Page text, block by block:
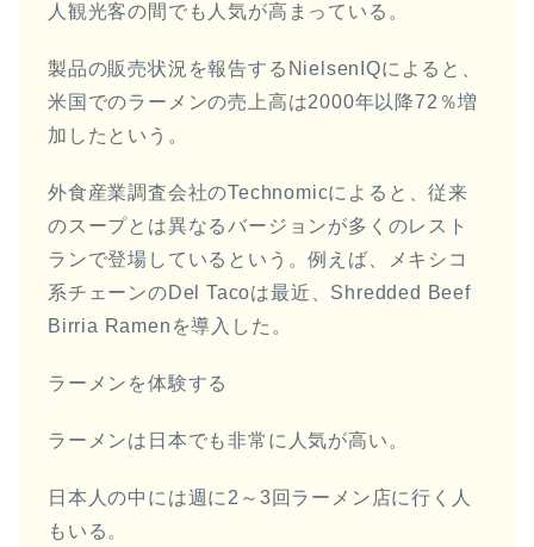
人観光客の間でも人気が高まっている。
製品の販売状況を報告するNielsenIQによると、
米国でのラーメンの売上高は2000年以降72％増
加したという。
外食産業調査会社のTechnomicによると、従来
のスープとは異なるバージョンが多くのレスト
ランで登場しているという。例えば、メキシコ
系チェーンのDel Tacoは最近、Shredded Beef
Birria Ramenを導入した。
ラーメンを体験する
ラーメンは日本でも非常に人気が高い。
日本人の中には週に2～3回ラーメン店に行く人
もいる。